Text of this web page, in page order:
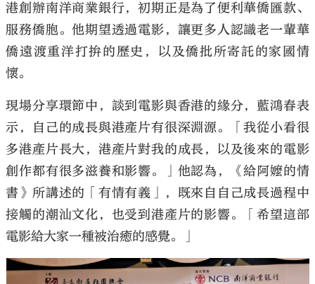
港創辦南洋商業銀行，初期正是為了便利華僑匯款、
服務僑胞。他期望透過電影，讓更多人認識老一輩華
僑遠渡重洋打拚的歷史，以及僑批所寄託的家國情
懷。
現場分享環節中，談到電影與香港的緣分，藍鴻春表
示，自己的成長與港產片有很深淵源。「我從小看很
多港產片長大，港產片對我的成長，以及後來的電影
創作都有很多滋養和影響。」他認為，《給阿嬤的情
書》所講述的「有情有義」，既來自自己成長過程中
接觸的潮汕文化，也受到港產片的影響。「希望這部
電影給大家一種被治癒的感覺。」